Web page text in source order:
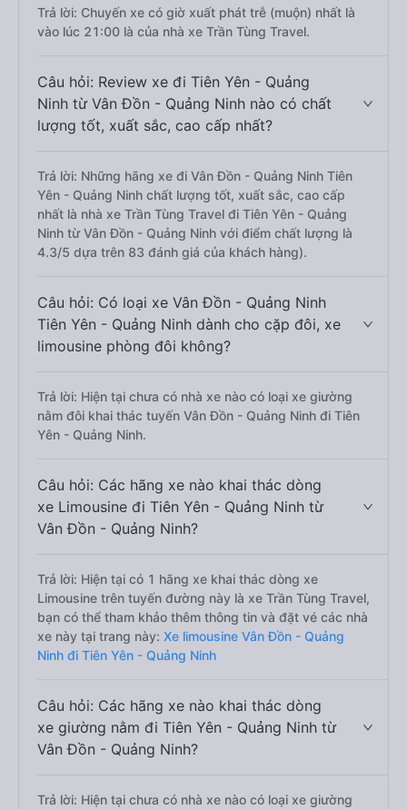
Trả lời: Chuyến xe có giờ xuất phát trễ (muộn) nhất là
vào lúc 21:00 là của nhà xe Trần Tùng Travel.
Câu hỏi: Review xe đi Tiên Yên - Quảng
Ninh từ Vân Đồn - Quảng Ninh nào có chất
lượng tốt, xuất sắc, cao cấp nhất?
Trả lời: Những hãng xe đi Vân Đồn - Quảng Ninh Tiên
Yên - Quảng Ninh chất lượng tốt, xuất sắc, cao cấp
nhất là nhà xe Trần Tùng Travel đi Tiên Yên - Quảng
Ninh từ Vân Đồn - Quảng Ninh với điểm chất lượng là
4.3/5 dựa trên 83 đánh giá của khách hàng).
Câu hỏi: Có loại xe Vân Đồn - Quảng Ninh
Tiên Yên - Quảng Ninh dành cho cặp đôi, xe
limousine phòng đôi không?
Trả lời: Hiện tại chưa có nhà xe nào có loại xe giường
nằm đôi khai thác tuyến Vân Đồn - Quảng Ninh đi Tiên
Yên - Quảng Ninh.
Câu hỏi: Các hãng xe nào khai thác dòng
xe Limousine đi Tiên Yên - Quảng Ninh từ
Vân Đồn - Quảng Ninh?
Trả lời: Hiện tại có 1 hãng xe khai thác dòng xe
Limousine trên tuyến đường này là xe Trần Tùng Travel,
bạn có thể tham khảo thêm thông tin và đặt vé các nhà
xe này tại trang này: Xe limousine Vân Đồn - Quảng
Ninh đi Tiên Yên - Quảng Ninh
Câu hỏi: Các hãng xe nào khai thác dòng
xe giường nằm đi Tiên Yên - Quảng Ninh từ
Vân Đồn - Quảng Ninh?
Trả lời: Hiện tại chưa có nhà xe nào có loại xe giường